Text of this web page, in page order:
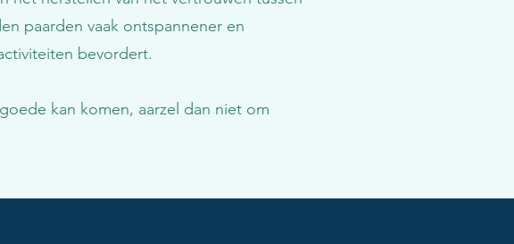
paarden vaak ontspannener en
bevordert.
kan komen, aarzel dan niet om